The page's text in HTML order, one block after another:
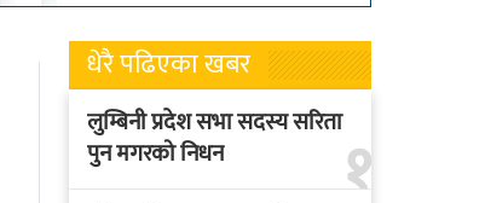
धेरै पढिएका खबर
१
लुम्बिनी प्रदेश सभा सदस्य सरिता
पुन मगरको निधन